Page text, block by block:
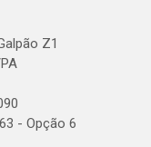
Z1
- Opção 6